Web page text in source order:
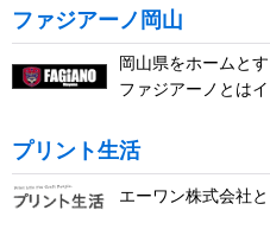
ファジアーノ岡山
岡山県をホームと
ファジアーノとは
プリント生活
エーワン株式会社